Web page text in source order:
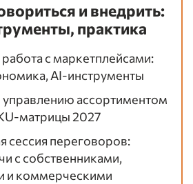
и внедрить:
практика
с маркетплейсами:
AI-инструменты
ассортиментом
матрицы 2027
сессия переговоров:
с собственниками,
и коммерческими